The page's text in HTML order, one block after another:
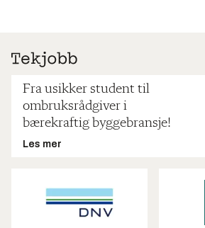
Fra usikker student til
ombruksrådgiver i
bærekraftig byggebransje!
Les mer